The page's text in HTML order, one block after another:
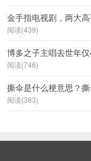
金手指电视剧，两大
阅读(439)
博多之子主唱去世年
阅读(746)
撕伞是什么梗意思？
阅读(383)